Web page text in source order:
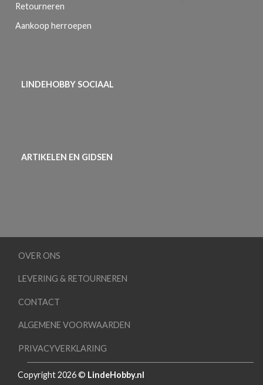
Retourneren
Aankoop herroepen
LINDEHOBBY SOCIAAL
ARTIKELEN EN GIDSEN
OVER ONS
LEVERING & RETOURNEREN
CONTACT
ALGEMENE VOORWAARDEN
PRIVACYVERKLARING
Copyright 2026 © LindeHobby.nl